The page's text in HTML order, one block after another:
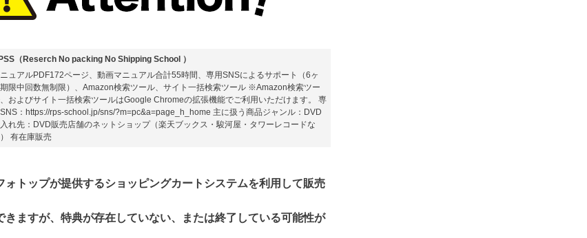
（Reserch No packing No Shipping School ）
ュアルPDF172ページ、動画マニュアル合計55時間、専用SNSによるサポート（6ヶ
限中回数無制限）、Amazon検索ツール、サイト一括検索ツール ※Amazon検索ツー
およびサイト一括検索ツールはGoogle Chromeの拡張機能でご利用いただけます。 専
：https://rps-school.jp/sns/?m=pc&a=page_h_home 主に扱う商品ジャンル：DVD
れ先：DVD販売店舗のネットショップ（楽天ブックス・駿河屋・タワーレコードな
有在庫販売
ォトップが提供するショッピングカートシステムを利用して販売
きますが、特典が存在していない、または終了している可能性が